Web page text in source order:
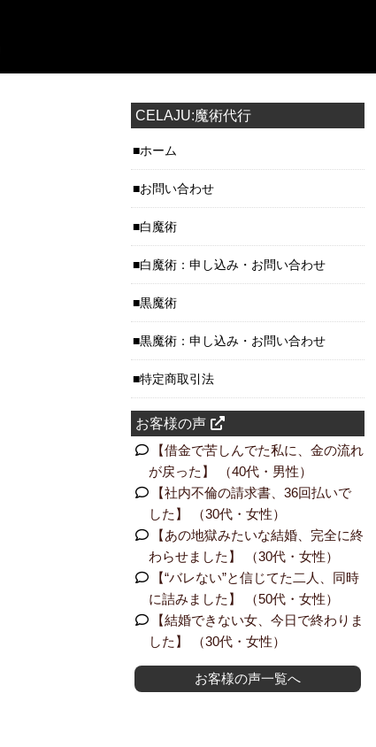
CELAJU:魔術代行
ホーム
お問い合わせ
白魔術
白魔術：申し込み・お問い合わせ
黒魔術
黒魔術：申し込み・お問い合わせ
特定商取引法
お客様の声
【借金で苦しんでた私に、金の流れ
が戻った】 （40代・男性）
【社内不倫の請求書、36回払いで
した】 （30代・女性）
【あの地獄みたいな結婚、完全に終
わらせました】 （30代・女性）
【“バレない”と信じてた二人、同時
に詰みました】 （50代・女性）
【結婚できない女、今日で終わりま
した】 （30代・女性）
お客様の声一覧へ